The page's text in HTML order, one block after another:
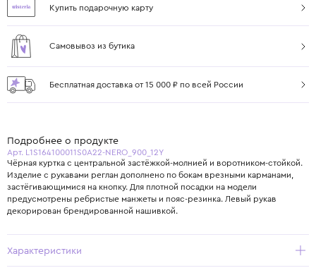
Купить подарочную карту
Самовывоз из бутика
Бесплатная доставка от 15 000 ₽ по всей России
Подробнее о продукте
Арт. L1S164100011S0A22-NERO_900_12Y
Чёрная куртка с центральной застёжкой-молнией и воротником-стойкой.
Изделие с рукавами реглан дополнено по бокам врезными карманами,
застёгивающимися на кнопку. Для плотной посадки на модели
предусмотрены ребристые манжеты и пояс-резинка. Левый рукав
декорирован брендированной нашивкой.
Характеристики